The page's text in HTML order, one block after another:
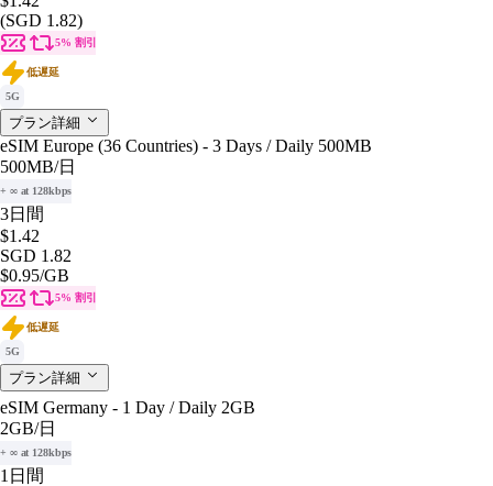
(SGD 1.82)
5% 割引
低遅延
5G
プラン詳細
eSIM Europe (36 Countries) - 3 Days / Daily 500MB
500MB/日
+ ∞ at 128kbps
3日間
$1.42
SGD 1.82
$0.95/GB
5% 割引
低遅延
5G
プラン詳細
eSIM Germany - 1 Day / Daily 2GB
2GB/日
+ ∞ at 128kbps
1日間